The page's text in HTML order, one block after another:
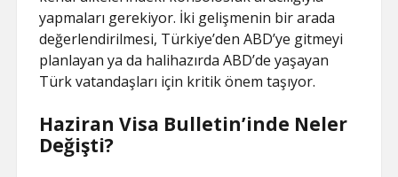
yapmaları gerekiyor. İki gelişmenin bir arada
değerlendirilmesi, Türkiye’den ABD’ye gitmeyi
planlayan ya da halihazırda ABD’de yaşayan
Türk vatandaşları için kritik önem taşıyor.
Haziran Visa Bulletin’inde Neler
Değişti?